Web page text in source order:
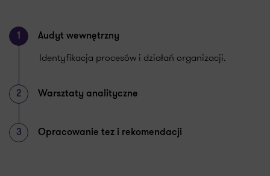
1 Audyt wewnętrzny
Identyfikacja procesów i działań organizacji.
2 Warsztaty analityczne
3 Opracowanie tez i rekomendacji